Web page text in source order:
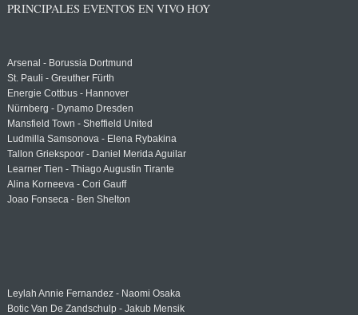
PRINCIPALES EVENTOS EN VIVO HOY
Arsenal - Borussia Dortmund
St. Pauli - Greuther Fürth
Energie Cottbus - Hannover
Nürnberg - Dynamo Dresden
Mansfield Town - Sheffield United
Ludmilla Samsonova - Elena Rybakina
Tallon Griekspoor - Daniel Merida Aguilar
Learner Tien - Thiago Augustin Tirante
Alina Korneeva - Cori Gauff
Joao Fonseca - Ben Shelton
Leylah Annie Fernandez - Naomi Osaka
Botic Van De Zandschulp - Jakub Mensik